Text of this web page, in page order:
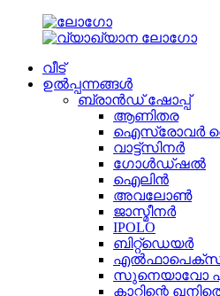
വീട്
ഉൽപ്പന്നങ്ങൾ
ബ്രാൻഡ് ഷോപ്പ്
ആണിതര
ഐസ്രോവർ
വാട്ട്സിനർ
ഗോൾഡ്ഷൽ
ഐലിൻ
അവലോൺ
ജാസ്മീനർ
IPOLO
ബിറ്റ്ഡെയർ
സുനെയാവോ
കാറ്റിന്റെ